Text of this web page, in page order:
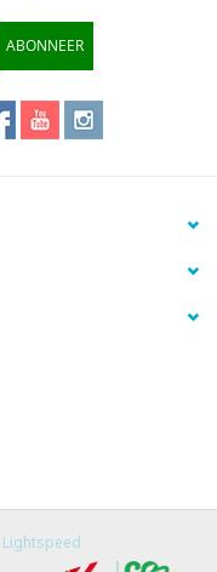
ABONNEER
Lightspeed